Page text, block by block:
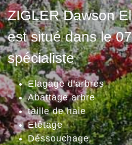
ZIGLER Dawson
est situé dans le
spécialiste
Elagage d'arbres
Abattage arbre
taille de haie
Etêtage
Déssouchage